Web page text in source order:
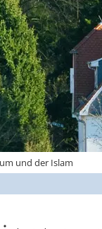
und der Islam